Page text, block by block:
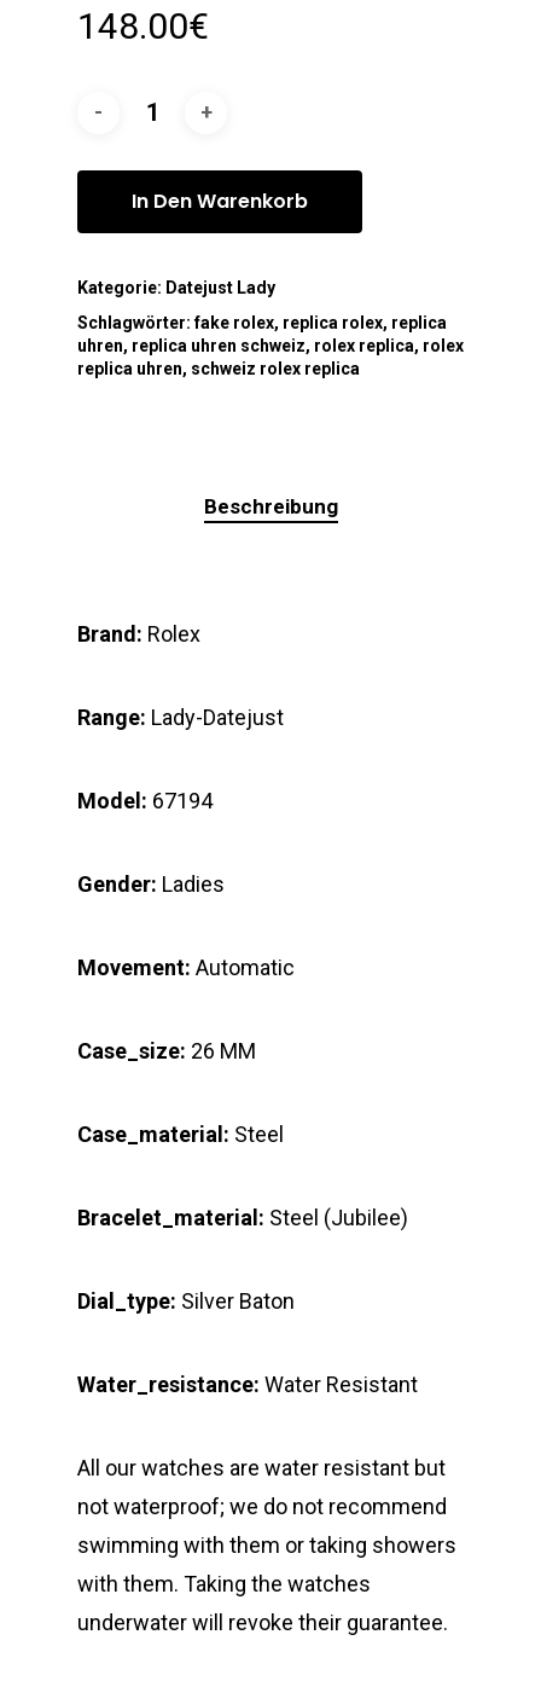
148.00€
In Den Warenkorb
Kategorie: Datejust Lady
Schlagwörter:fake rolex, replica rolex, replica
uhren, replica uhren schweiz, rolex replica, rolex
replica uhren, schweiz rolex replica
Beschreibung
Brand: Rolex
Range: Lady-Datejust
Model: 67194
Gender: Ladies
Movement: Automatic
Case_size: 26 MM
Case_material: Steel
Bracelet_material: Steel (Jubilee)
Dial_type: Silver Baton
Water_resistance: Water Resistant
All our watches are water resistant but
not waterproof; we do not recommend
swimming with them or taking showers
with them. Taking the watches
underwater will revoke their guarantee.